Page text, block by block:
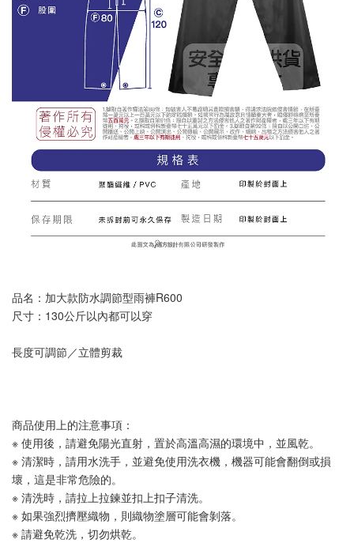
品名：加大款防水調節型雨褲R600
尺寸：130公斤以內都可以穿
長度可調節／立體剪裁
商品使用上的注意事項：
※ 使用後，請避免陽光直射，置於高溫高濕的環境中，並風乾。
※ 清潔時，請用水洗手，並避免使用洗衣機，機器可能會翻倒或損
壞，這是非常危險的。
※ 清洗時，請拉上拉鍊並扣上扣子清洗。
※ 如果強烈擠壓織物，則織物塗層可能會剝落。
※ 請避免乾洗，切勿烘乾。